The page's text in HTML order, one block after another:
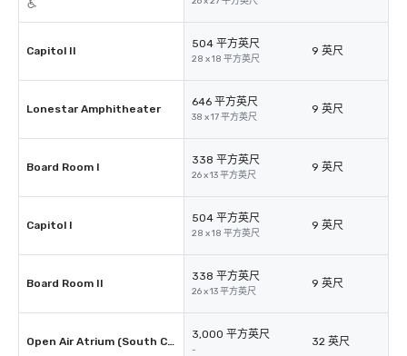
Capitol II
504 平方英尺
28 x 18 平方英尺
9 英尺
Lonestar Amphitheater
646 平方英尺
38 x 17 平方英尺
9 英尺
Board Room I
338 平方英尺
26 x 13 平方英尺
9 英尺
Capitol I
504 平方英尺
28 x 18 平方英尺
9 英尺
Board Room II
338 平方英尺
26 x 13 平方英尺
9 英尺
Open Air Atrium (South Congress)
3,000 平方英尺
-
32 英尺